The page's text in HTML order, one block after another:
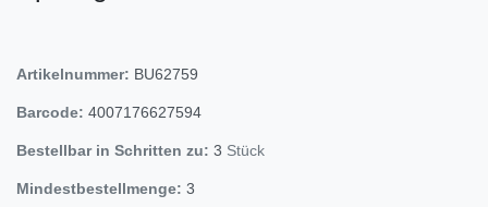
Artikelnummer: BU62759
Barcode: 4007176627594
Bestellbar in Schritten zu: 3 Stück
Mindestbestellmenge: 3